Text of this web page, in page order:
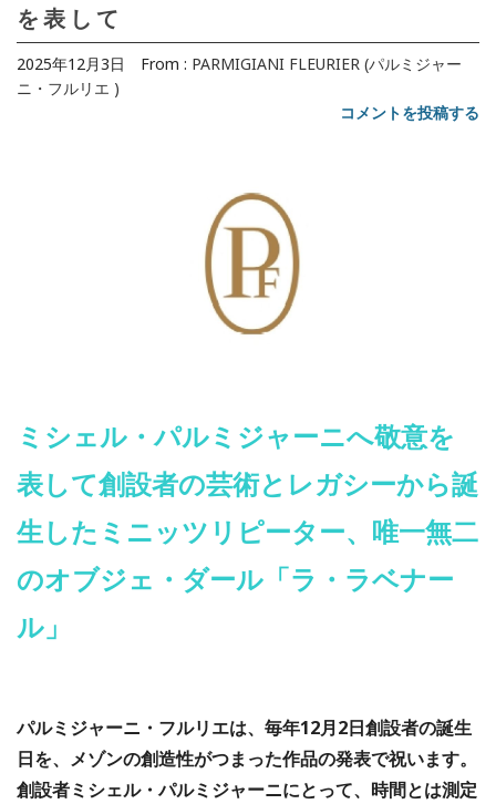
を表して
2025年12月3日 From : PARMIGIANI FLEURIER (パルミジャー
ニ・フルリエ )
コメントを投稿する
ミシェル・パルミジャーニへ敬意を
表して創設者の芸術とレガシーから誕
生したミニッツリピーター、唯一無二
のオブジェ・ダール「ラ・ラベナー
ル」
パルミジャーニ・フルリエは、毎年12月2日創設者の誕生
日を、メゾンの創造性がつまった作品の発表で祝います。
創設者ミシェル・パルミジャーニにとって、時間とは測定